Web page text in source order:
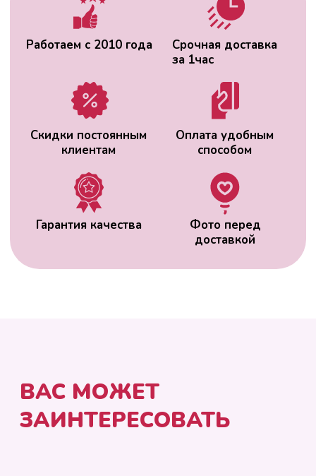
Гарантия качества
ВАС МОЖЕТ
ЗАИНТЕРЕСОВАТЬ